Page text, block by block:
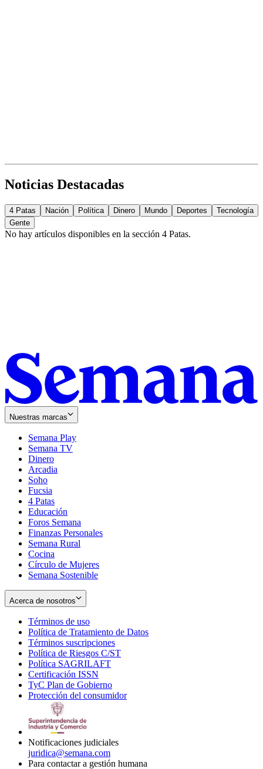
Noticias Destacadas
4 Patas Nación Política Dinero Mundo Deportes
Tecnología
Gente
No hay artículos disponibles en la sección 4 Patas.
Nuestras marcas
Semana Play
Semana TV
Dinero
Arcadia
Soho
in
new
window
Fucsia
in
new
window
4 Patas
Educación
Foros Semana
Finanzas Personales
Semana Rural
Cocina
Círculo de Mujeres
Semana Sostenible
Acerca de nosotros
Términos de uso
in
new
window
Política de Tratamiento de Datos
Términos suscripciones
in
Política de Riesgos C/ST
Política SAGRILAFT
new
window
Certificación ISSN
in
new
TyC Plan de Gobierno
in
Protección del consumidorOpens
Notificaciones judiciales
juridica@semana.com
Para contactar a gestión humana